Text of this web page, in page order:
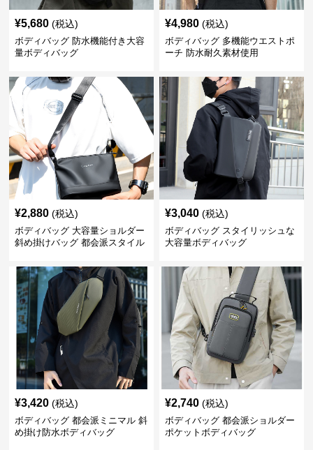
¥5,680 (税込)
ボディバッグ 防水機能付き大容
量ボディバッグ
¥4,980 (税込)
ボディバッグ 多機能ウエストポ
ーチ 防水耐久素材使用
¥2,880 (税込)
ボディバッグ 大容量ショルダー
斜め掛けバッグ 都会派スタイル
¥3,040 (税込)
ボディバッグ スタイリッシュな
大容量ボディバッグ
¥3,420 (税込)
ボディバッグ 都会派ミニマル 斜
め掛け防水ボディバッグ
¥2,740 (税込)
ボディバッグ 都会派ショルダー
ポケットボディバッグ